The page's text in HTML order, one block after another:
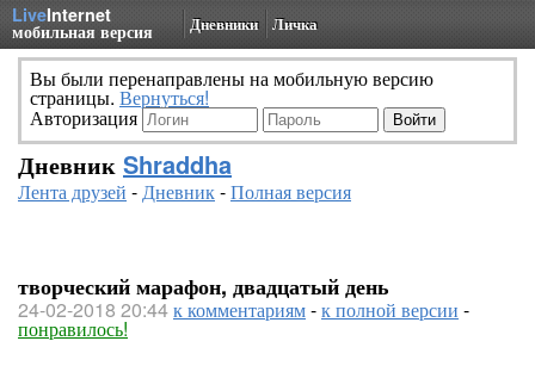
LiveInternet
мобильная версия Дневники Личка
Вы были перенаправлены на мобильную версию
страницы. Вернуться!
Авторизация
Дневник Shraddha
Лента друзей -Дневник-Полная версия
творческий марафон, двадцатый день
24-02-2018 20:44к комментариям-к полной версии -
понравилось!